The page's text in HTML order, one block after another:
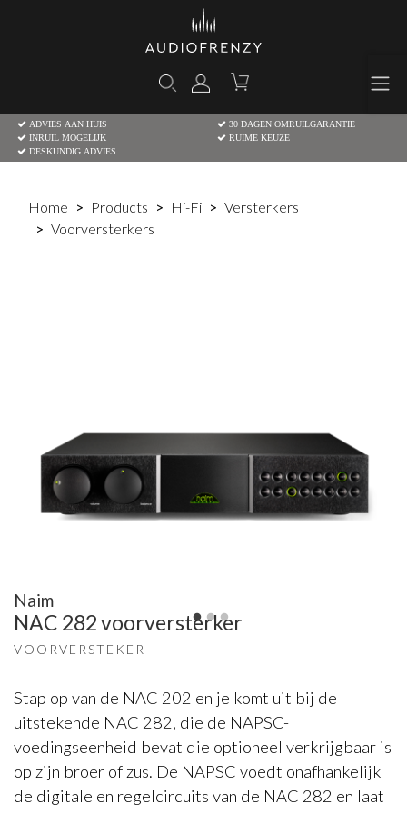
ADVIES AAN HUIS
30 DAGEN OMRUILGARANTIE
INRUIL MOGELIJK
RUIME KEUZE
DESKUNDIG ADVIES
Home Products Hi-Fi
Versterkers
Voorversterkers
Naim
NAC 282 voorversterker
VOORVERSTEKER
Stap op van de NAC 202 en je komt uit bij de
uitstekende NAC 282, die de NAPSC-
voedingseenheid bevat die optioneel verkrijgbaar is
op zijn broer of zus. De NAPSC voedt onafhankelijk
de digitale en regelcircuits van de NAC 282 en laat